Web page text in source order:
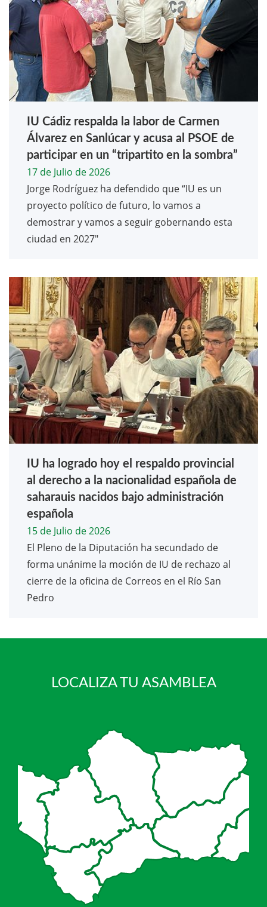
IU Cádiz respalda la labor de Carmen
Álvarez en Sanlúcar y acusa al PSOE de
participar en un “tripartito en la sombra”
17 de Julio de 2026
Jorge Rodríguez ha defendido que “IU es un
proyecto político de futuro, lo vamos a
demostrar y vamos a seguir gobernando esta
ciudad en 2027"
IU ha logrado hoy el respaldo provincial
al derecho a la nacionalidad española de
saharauis nacidos bajo administración
española
15 de Julio de 2026
El Pleno de la Diputación ha secundado de
forma unánime la moción de IU de rechazo al
cierre de la oficina de Correos en el Río San
Pedro
LOCALIZA TU ASAMBLEA